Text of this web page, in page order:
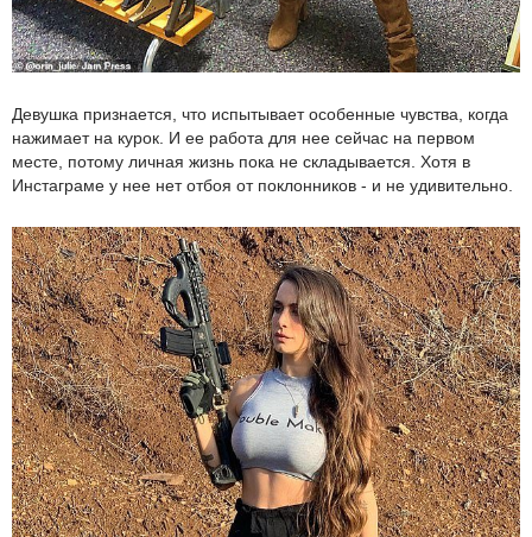
Девушка признается, что испытывает особенные чувства, когда
нажимает на курок. И ее работа для нее сейчас на первом
месте, потому личная жизнь пока не складывается. Хотя в
Инстаграме у нее нет отбоя от поклонников - и не удивительно.